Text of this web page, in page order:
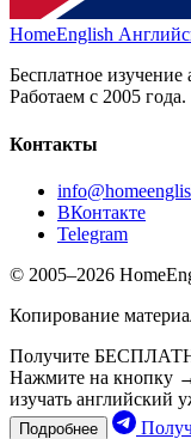
HomeEnglish
Бесплатное изучение
Работаем с 2005 года.
Контакты
ВКонтакте
Telegram
© 2005–2026
Копирование
Получите
Нажмите на кнопку
изучать английский
Подробнее